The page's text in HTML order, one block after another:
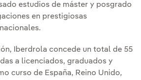
estudios de máster y posgrado
en prestigiosas
Iberdrola concede un total de 55
a licenciados, graduados y
curso de España, Reino Unido,